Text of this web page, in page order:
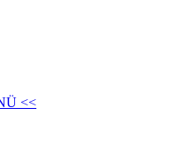
<<